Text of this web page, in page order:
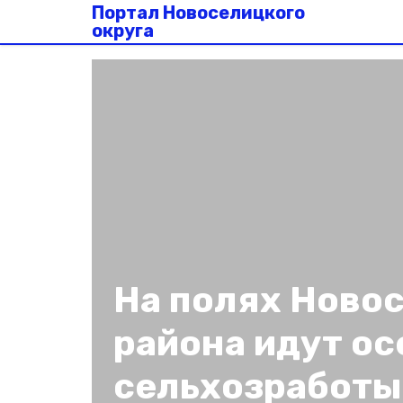
Портал Новоселицкого
округа
На полях
района идут
сельхозработы